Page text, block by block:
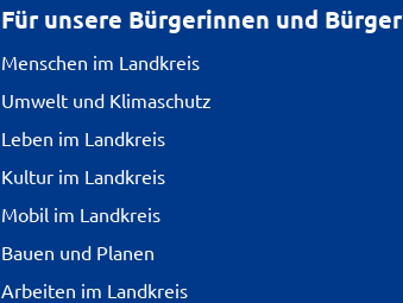
Für unsere Bürgerinnen und Bürger
Menschen im Landkreis
Umwelt und Klimaschutz
Leben im Landkreis
Kultur im Landkreis
Mobil im Landkreis
Bauen und Planen
Arbeiten im Landkreis